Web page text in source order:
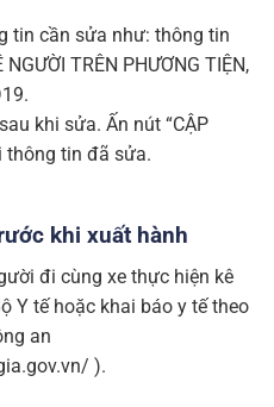
tin cần sửa như: thông tin
TRÊN PHƯƠNG TIỆN,
khi sửa. Ấn nút “CẬP
thông tin đã sửa.
khi xuất hành
đi cùng xe thực hiện kê
Y tế hoặc khai báo y tế theo
an
).